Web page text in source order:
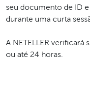
seu documento de ID
durante uma curta
A NETELLER
ou até 24 horas.